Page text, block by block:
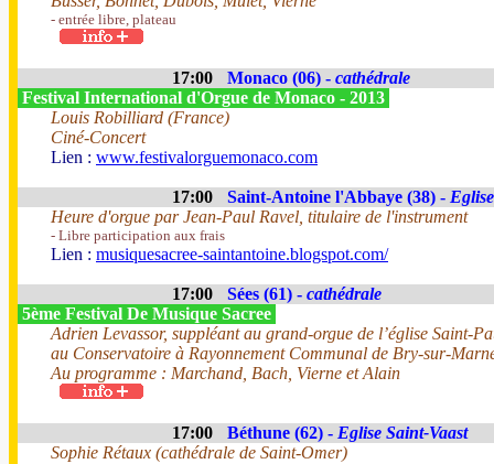
- entrée libre, plateau
17:00 Monaco (06) - cathédrale
Festival International d'Orgue de Monaco - 2013
Louis Robilliard (France)
Ciné-Concert
Lien : www.festivalorguemonaco.com
17:00 Saint-Antoine l'Abbaye (38) -
Heure d'orgue par Jean-Paul Ravel, titulaire de l'instrument
- Libre participation aux frais
Lien : musiquesacree-saintantoine.blogspot.com/
17:00 Sées (61) - cathédrale
5ème Festival De Musique Sacree
Adrien Levassor, suppléant au grand-orgue de l’église Saint-
au Conservatoire à Rayonnement Communal de Bry-sur-
Au programme : Marchand, Bach, Vierne et Alain
17:00 Béthune (62) - Eglise Saint-Vaast
Sophie Rétaux (cathédrale de Saint-Omer)